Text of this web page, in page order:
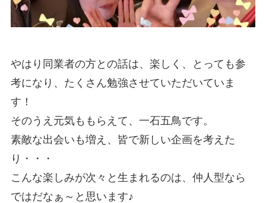
やはり同業者の方との話は、楽しく、とっても参
考になり、たくさん勉強させていただいていま
す！
そのうえ元気ももらえて、一石五鳥です。
素敵な出会いも増え、皆で新しい企画を考えた
り・・・
こんな楽しみが次々と生まれるのは、仲人型なら
ではだなぁ～と思います♪